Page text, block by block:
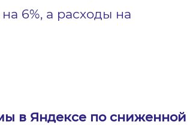
6%, а расходы на
в Яндексе по сниженной